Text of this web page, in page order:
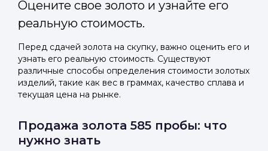
Оцените свое золото и узнайте его
реальную стоимость.
Перед сдачей золота на скупку, важно оценить его и
узнать его реальную стоимость. Существуют
различные способы определения стоимости золотых
изделий, такие как вес в граммах, качество сплава и
текущая цена на рынке.
Продажа золота 585 пробы: что
нужно знать